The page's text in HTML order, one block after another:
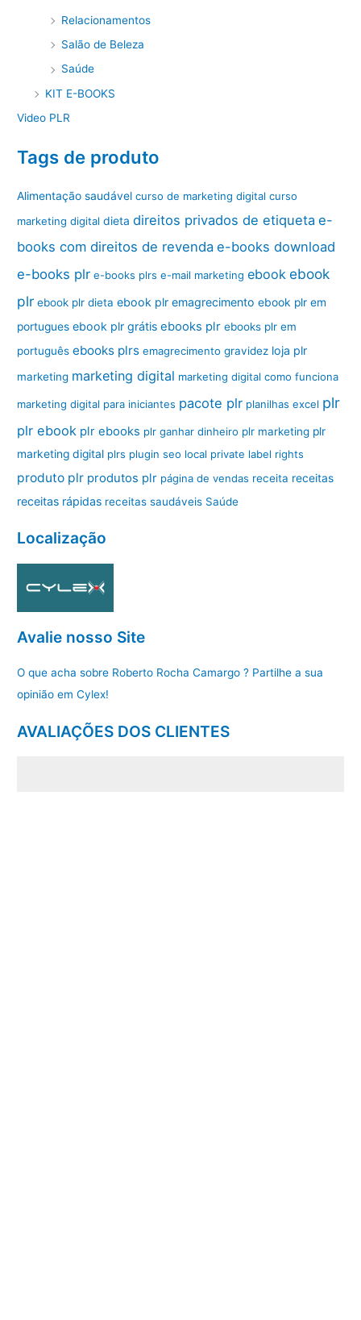
Relacionamentos
Salão de Beleza
Saúde
KIT E-BOOKS
Video PLR
Tags de produto
Alimentação saudável curso de marketing digital curso
marketing digital dieta direitos privados de etiqueta e-
books com direitos de revenda e-books download
e-books plr e-books plrs e-mail marketing ebook ebook
plr ebook plr dieta ebook plr emagrecimento ebook plr em
portugues ebook plr grátis ebooks plr ebooks plr em
português ebooks plrs emagrecimento gravidez loja plr
marketing marketing digital marketing digital como funciona
marketing digital para iniciantes pacote plr planilhas excel plr
plr ebook plr ebooks plr ganhar dinheiro plr marketing plr
marketing digital plrs plugin seo local private label rights
produto plr produtos plr página de vendas receita receitas
receitas rápidas receitas saudáveis Saúde
Localização
Avalie nosso Site
O que acha sobre Roberto Rocha Camargo ? Partilhe a sua
opinião em Cylex!
AVALIAÇÕES DOS CLIENTES